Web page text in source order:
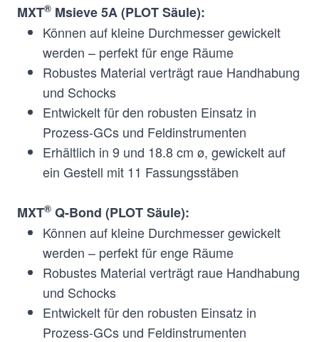
MXT® Msieve 5A (PLOT Säule):
Können auf kleine Durchmesser gewickelt
werden – perfekt für enge Räume
Robustes Material verträgt raue Handhabung
und Schocks
Entwickelt für den robusten Einsatz in
Prozess-GCs und Feldinstrumenten
Erhältlich in 9 und 18.8 cm ø, gewickelt auf
ein Gestell mit 11 Fassungsstäben
MXT® Q-Bond (PLOT Säule):
Können auf kleine Durchmesser gewickelt
werden – perfekt für enge Räume
Robustes Material verträgt raue Handhabung
und Schocks
Entwickelt für den robusten Einsatz in
Prozess-GCs und Feldinstrumenten